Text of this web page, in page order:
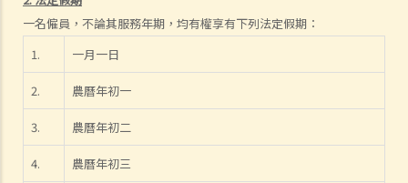
一名僱員，不論其服務年期，均有權享有下列法定假期：
1.
一月一日
2. 農曆年初一
3. 農曆年初二
4. 農曆年初三
8. 建築及營造行業的總承判商有沒有責任支付次承判商的僱員的工資？
9. 工資是否包括酌情發給的佣金或花紅？
10. 僱主是否必須發放年終雙糧或花紅給僱員？
11. 如何計算年終酬金？我可於何時收取有關的款項？
1. 即時終止僱傭合約
1. 推定終止僱傭合約